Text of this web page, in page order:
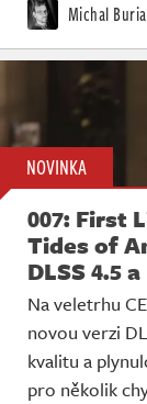
Michal
NOVINKA
007: First
Tides of
DLSS 4.5
Na veletrhu
novou verzi
kvalitu a
pro několik